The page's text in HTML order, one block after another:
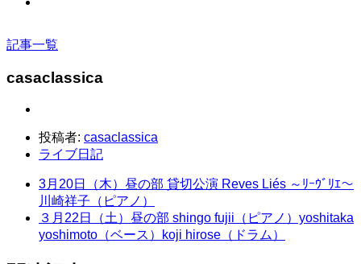
記事一覧
casaclassica
投稿者: casaclassica
ライブ日記
3月20日（木）昼の部 貸切公演 Reves Liés ～ﾘｰｳﾞﾘｴ～
川崎祥子（ピアノ）
３月22日（土）昼の部 shingo fujii（ピアノ）yoshitaka
yoshimoto（ベース）koji hirose（ドラム）